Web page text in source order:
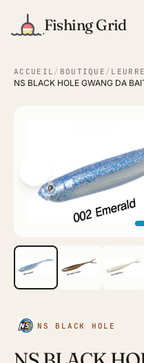
Fishing Grid
ACCUEIL / BOUTIQUE /
NS BLACK HOLE GWANG DA
NS BLACK HOLE